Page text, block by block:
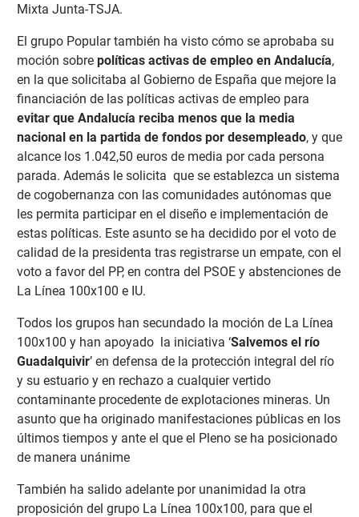
Mixta Junta-TSJA.
El grupo Popular también ha visto cómo se aprobaba su
moción sobre políticas activas de empleo en Andalucía,
en la que solicitaba al Gobierno de España que mejore la
financiación de las políticas activas de empleo para
evitar que Andalucía reciba menos que la media
nacional en la partida de fondos por desempleado, y que
alcance los 1.042,50 euros de media por cada persona
parada. Además le solicita que se establezca un sistema
de cogobernanza con las comunidades autónomas que
les permita participar en el diseño e implementación de
estas políticas. Este asunto se ha decidido por el voto de
calidad de la presidenta tras registrarse un empate, con el
voto a favor del PP, en contra del PSOE y abstenciones de
La Línea 100x100 e IU.
Todos los grupos han secundado la moción de La Línea
100x100 y han apoyado la iniciativa ‘Salvemos el río
Guadalquivir’ en defensa de la protección integral del río
y su estuario y en rechazo a cualquier vertido
contaminante procedente de explotaciones mineras. Un
asunto que ha originado manifestaciones públicas en los
últimos tiempos y ante el que el Pleno se ha posicionado
de manera unánime
También ha salido adelante por unanimidad la otra
proposición del grupo La Línea 100x100, para que el